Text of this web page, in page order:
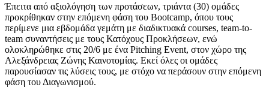
Έπειτα από αξιολόγηση των προτάσεων, τριάντα (30) ομάδες
προκρίθηκαν στην επόμενη φάση του Bootcamp, όπου τους
περίμενε μια εβδομάδα γεμάτη με διαδικτυακά courses, team-to-
team συναντήσεις με τους Κατόχους Προκλήσεων, ενώ
ολοκληρώθηκε στις 20/6 με ένα Pitching Event, στον χώρο της
Αλεξάνδρειας Ζώνης Καινοτομίας. Εκεί όλες οι ομάδες
παρουσίασαν τις λύσεις τους, με στόχο να περάσουν στην επόμενη
φάση του Διαγωνισμού.